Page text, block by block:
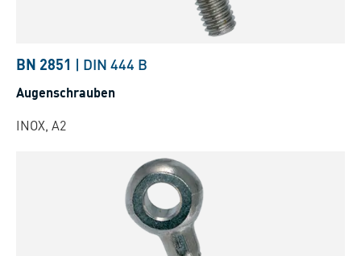
BN 2851 | DIN 444 B
Augenschrauben
INOX, A2